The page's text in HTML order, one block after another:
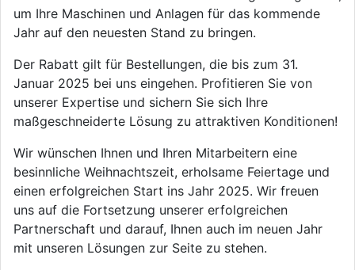
um Ihre Maschinen und Anlagen für das kommende
Jahr auf den neuesten Stand zu bringen.
Der Rabatt gilt für Bestellungen, die bis zum 31.
Januar 2025 bei uns eingehen. Profitieren Sie von
unserer Expertise und sichern Sie sich Ihre
maßgeschneiderte Lösung zu attraktiven Konditionen!
Wir wünschen Ihnen und Ihren Mitarbeitern eine
besinnliche Weihnachtszeit, erholsame Feiertage und
einen erfolgreichen Start ins Jahr 2025. Wir freuen
uns auf die Fortsetzung unserer erfolgreichen
Partnerschaft und darauf, Ihnen auch im neuen Jahr
mit unseren Lösungen zur Seite zu stehen.